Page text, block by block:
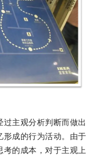
主观分析判断而做出
形成的行为活动。由于
的成本，对于主观上